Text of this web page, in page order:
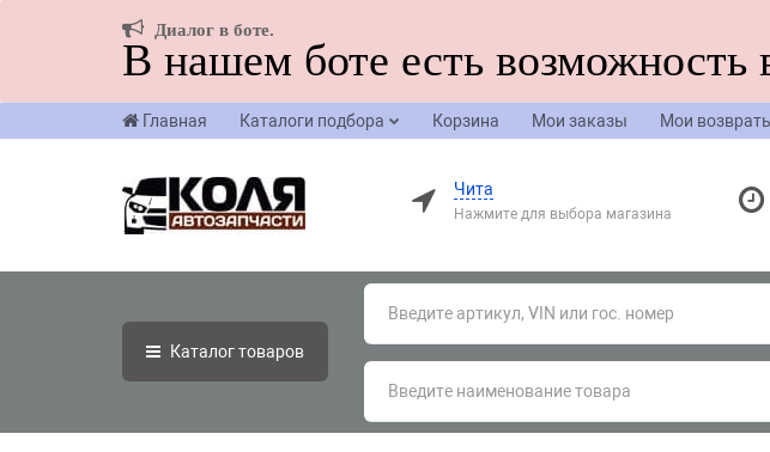
Диалог в боте.
В нашем боте есть возможность
Главная Каталоги подбора Корзина Мои заказы Мои
Чита
Нажмите для выбора магазина
Каталогтоваров